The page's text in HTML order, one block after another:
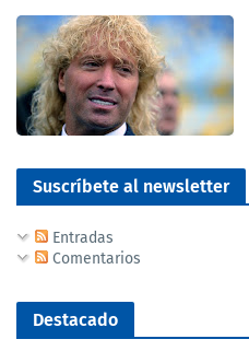
Suscríbete al newsletter
Entradas
Comentarios
Destacado